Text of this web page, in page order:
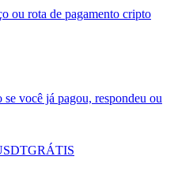
ou rota de pagamento cripto
se você já pagou, respondeu ou
GRÁTIS